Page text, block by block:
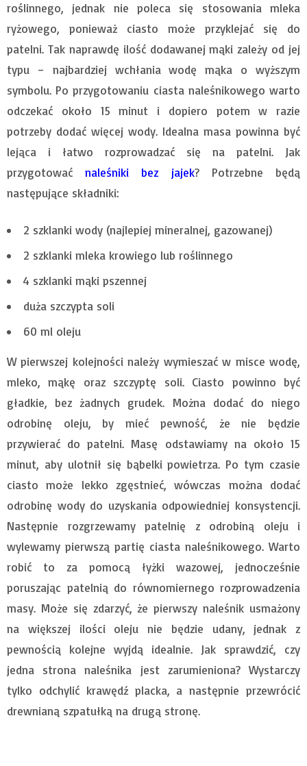
roślinnego, jednak nie poleca się stosowania mleka
ryżowego, ponieważ ciasto może przyklejać się do
patelni. Tak naprawdę ilość dodawanej mąki zależy od jej
typu – najbardziej wchłania wodę mąka o wyższym
symbolu. Po przygotowaniu ciasta naleśnikowego warto
odczekać około 15 minut i dopiero potem w razie
potrzeby dodać więcej wody. Idealna masa powinna być
lejąca i łatwo rozprowadzać się na patelni. Jak
przygotowaćnaleśniki bez jajek? Potrzebne będą
następujące składniki:
2 szklanki wody (najlepiej mineralnej, gazowanej)
2 szklanki mleka krowiego lub roślinnego
4 szklanki mąki pszennej
duża szczypta soli
60 ml oleju
W pierwszej kolejności należy wymieszać w misce wodę,
mleko, mąkę oraz szczyptę soli. Ciasto powinno być
gładkie, bez żadnych grudek. Można dodać do niego
odrobinę oleju, by mieć pewność, że nie będzie
przywierać do patelni. Masę odstawiamy na około 15
minut, aby ulotnił się bąbelki powietrza. Po tym czasie
ciasto może lekko zgęstnieć, wówczas można dodać
odrobinę wody do uzyskania odpowiedniej konsystencji.
Następnie rozgrzewamy patelnię z odrobiną oleju i
wylewamy pierwszą partię ciasta naleśnikowego. Warto
robić to za pomocą łyżki wazowej, jednocześnie
poruszając patelnią do równomiernego rozprowadzenia
masy. Może się zdarzyć, że pierwszy naleśnik usmażony
na większej ilości oleju nie będzie udany, jednak z
pewnością kolejne wyjdą idealnie. Jak sprawdzić, czy
jedna strona naleśnika jest zarumieniona? Wystarczy
tylko odchylić krawędź placka, a następnie przewrócić
drewnianą szpatułką na drugą stronę.